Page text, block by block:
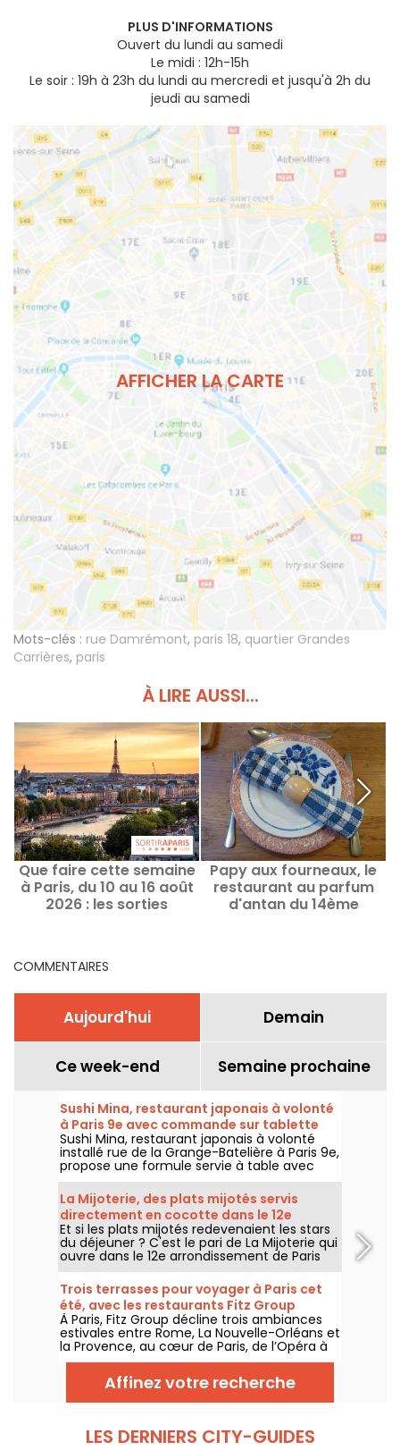
PLUS D'INFORMATIONS
Ouvert du lundi au samedi
Le midi : 12h-15h
Le soir : 19h à 23h du lundi au mercredi et jusqu'à 2h du
jeudi au samedi
AFFICHER LA CARTE
Mots-clés : rue Damrémont, paris 18, quartier Grandes
Carrières, paris
À LIRE AUSSI...
Que faire cette semaine
à Paris, du 10 au 16 août
2026 : les sorties
Papy aux fourneaux, le
restaurant au parfum
d'antan du 14ème
COMMENTAIRES
Aujourd'hui Demain
Ce week-end Semaine prochaine
Sushi Mina, restaurant japonais à volonté
à Paris 9e avec commande sur tablette
Sushi Mina, restaurant japonais à volonté
installé rue de la Grange-Batelière à Paris 9e,
propose une formule servie à table avec
commande sur tablette. Sushis, makis,
gyozas, brochettes et plats préparés à la
demande sont proposés midi et soir, du
mardi au dimanche.
La Mijoterie, des plats mijotés servis
directement en cocotte dans le 12e
arrondissement
Et si les plats mijotés redevenaient les stars
du déjeuner ? C'est le pari de La Mijoterie qui
ouvre dans le 12e arrondissement de Paris
avec une cuisine de longue cuisson
imaginée par le chef Augustin Garnier et
servie directement dans des cocottes.
Trois terrasses pour voyager à Paris cet
été, avec les restaurants Fitz Group
À Paris, Fitz Group décline trois ambiances
estivales entre Rome, La Nouvelle-Orléans et
la Provence, au cœur de Paris, de l’Opéra à
la Tour Eiffel. Chaque adresse, grâce à sa
terrasse, offre une escale à part entière,
sans quitter la capitale .
Affinez votre recherche
LES DERNIERS CITY-GUIDES